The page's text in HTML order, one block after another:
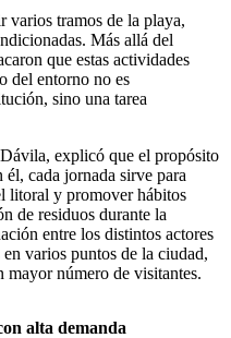
tramos de la playa,
Más allá del
que estas actividades
del entorno no es
sino una tarea
explicó que el propósito
él, cada jornada sirve para
litoral y promover hábitos
de residuos durante la
entre los distintos actores
varios puntos de la ciudad,
mayor número de visitantes.
alta demanda